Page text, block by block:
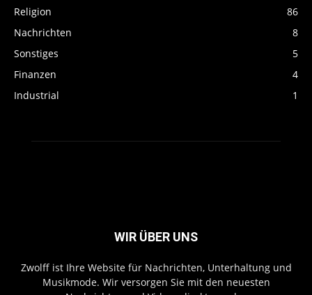
Religion
86
Nachrichten
8
Sonstiges
5
Finanzen
4
Industrial
1
WIR ÜBER UNS
Zwolff ist Ihre Website für Nachrichten, Unterhaltung und
Musikmode. Wir versorgen Sie mit den neuesten